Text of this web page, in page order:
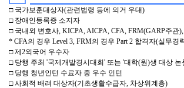
□ 국가보훈대상자(관련법령 등에 의거 우대)
□ 장애인등록증 소지자
□ 국내외 변호사, KICPA, AICPA, CFA, FRM(GARP주관
* CFA의 경우 Level 3, FRM의 경우 Part 2 합격자(실무경
□제 2외국어 우수자
□ 당행 주최 '국제개발경시대회 ' 또는 '대학(원)생 대상 논
□ 당행 청년인턴 수료자 중 우수 인턴
□사회적 배려 대상자(기초생활수급자, 차상위계층)